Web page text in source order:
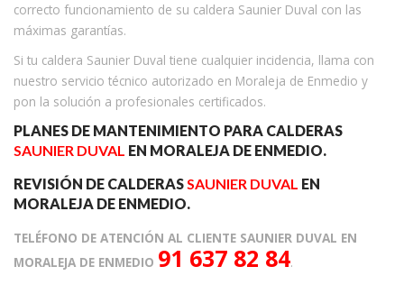
correcto funcionamiento de su caldera Saunier Duval con las
máximas garantías.
Si tu caldera Saunier Duval tiene cualquier incidencia, llama con
nuestro servicio técnico autorizado en Moraleja de Enmedio y
pon la solución a profesionales certificados.
PLANES DE MANTENIMIENTO PARA CALDERAS
SAUNIER DUVAL EN MORALEJA DE ENMEDIO.
REVISIÓN DE CALDERASSAUNIER DUVAL EN
MORALEJA DE ENMEDIO.
TELÉFONO DE ATENCIÓN AL CLIENTE SAUNIER DUVAL EN
MORALEJA DE ENMEDIO 91 637 82 84.